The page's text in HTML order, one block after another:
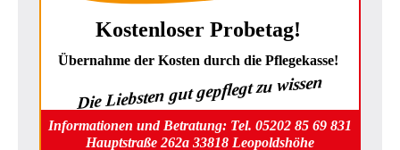
Kostenloser Probetag!
Übernahme der Kosten durch die Pflegekasse!
Die Liebsten gut gepflegt zu wissen
Informationen und Betratung: Tel. 05202 85 69 831
Hauptstraße 262a 33818 Leopoldshöhe